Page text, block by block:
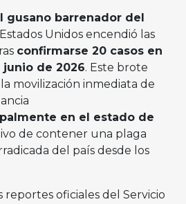
gusano barrenador del
Unidos encendió las
confirmarse 20 casos en
de 2026. Este brote
movilización inmediata de
en el estado de
de contener una plaga
del país desde los
reportes oficiales del Servicio